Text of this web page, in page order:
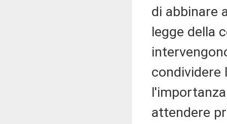
di abbinare
legge della
condividere
attendere